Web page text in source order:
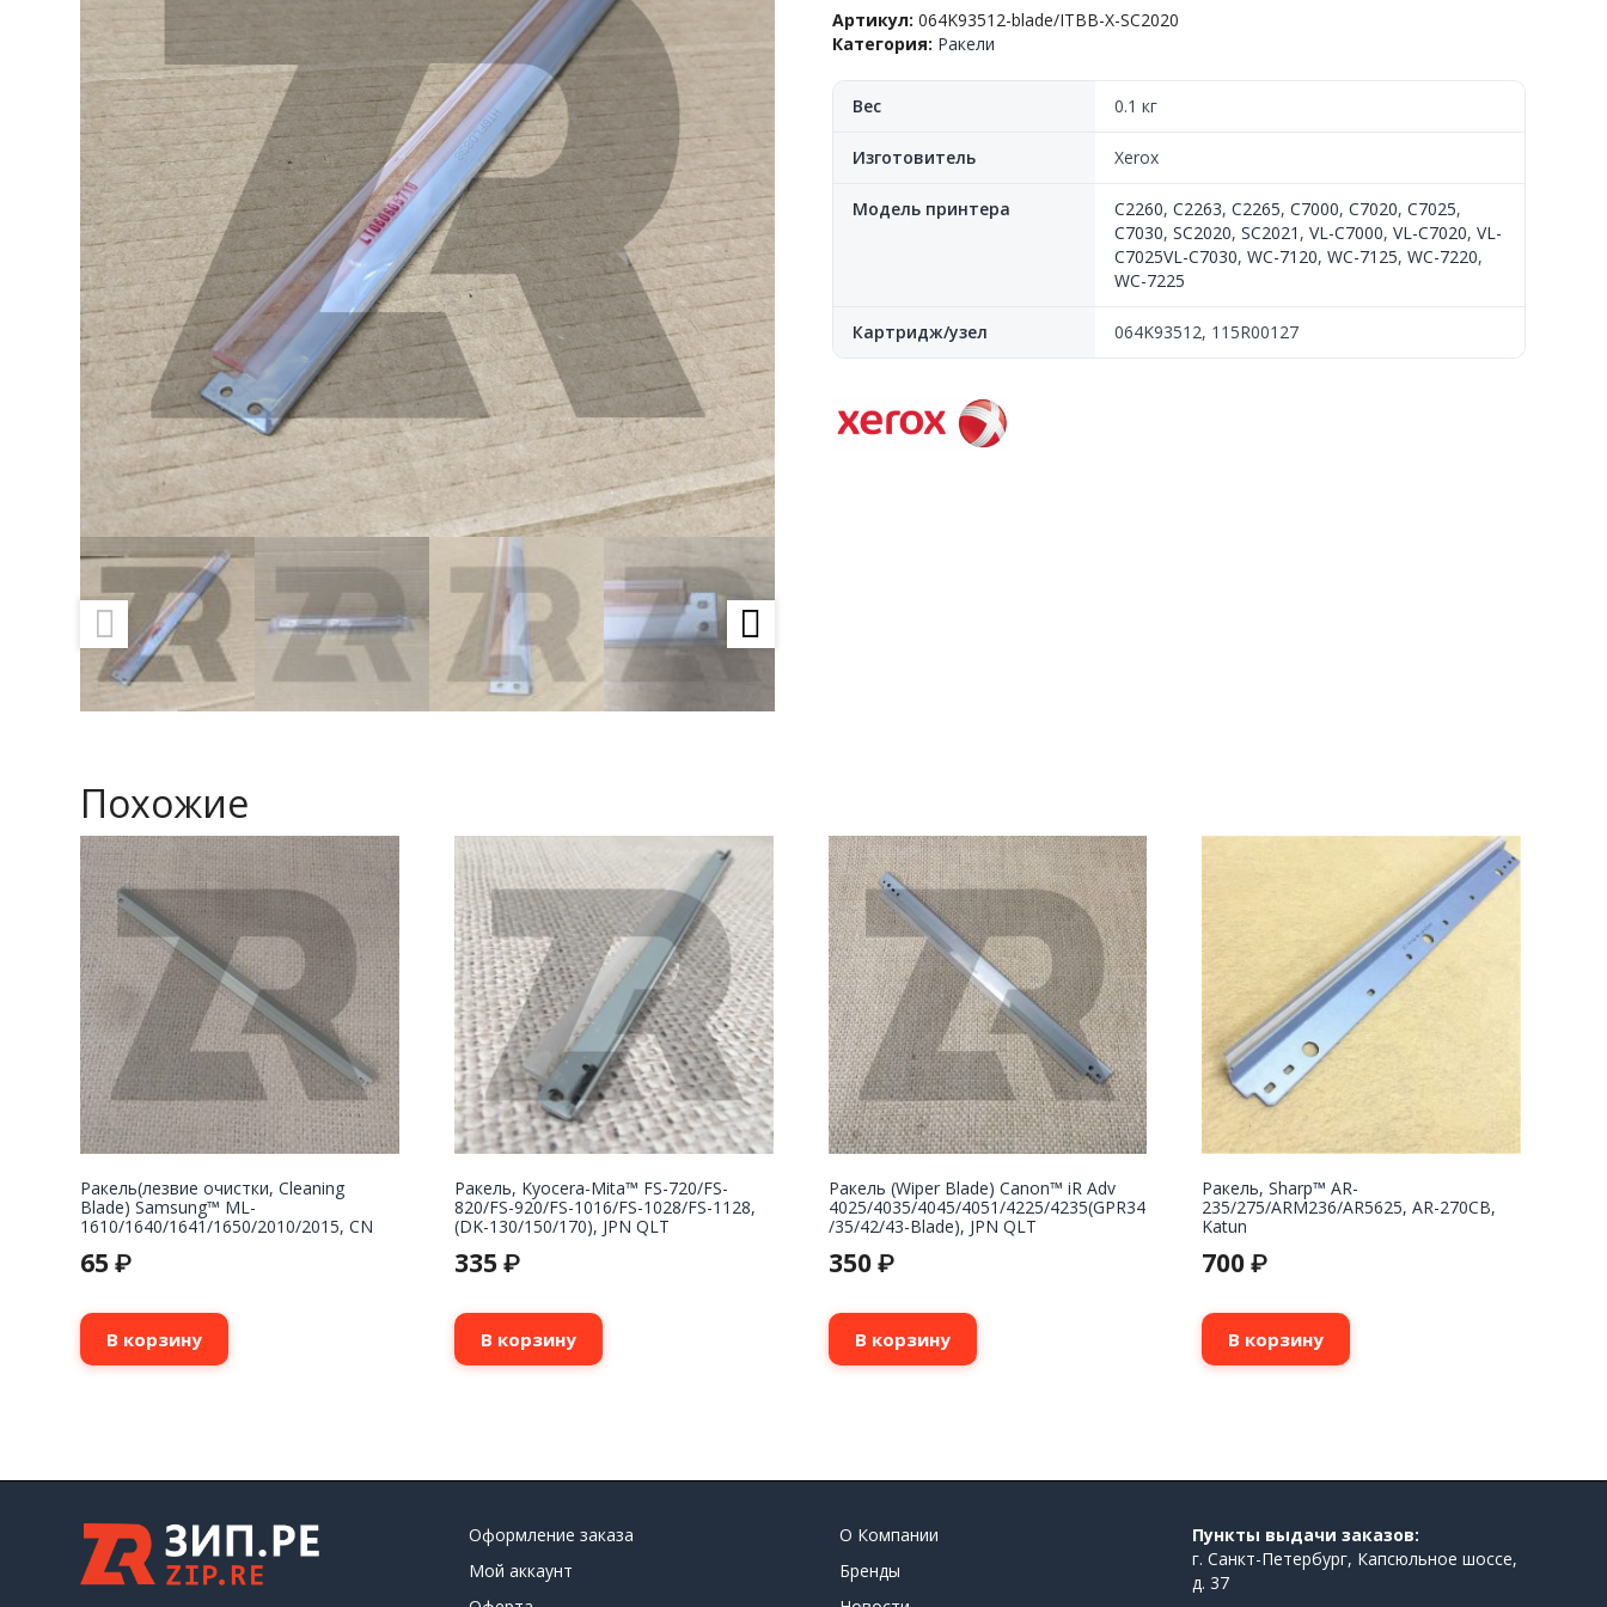
ремня
переноса,Xerox™
SC2020/SC2021/C7000/
С7020,
blade,
Артикул:064K93512-blade/ITBB-X-SC2020
Категория: Ракели
Вес 0.1 кг
Изготовитель Xerox
Модель принтера C2260,C2263,C2265,C7000,C7020,C7025,
C7030,SC2020,SC2021 ,VL-C7000,VL-C7020,VL-
C7025VL-C7030,WC-7120,WC-7125,WC-7220,
WC-7225
Картридж/узел 064K93512, 115R00127
Похожие
Ракель(лезвие очистки, Cleaning
Blade) Samsung™ ML-
1610/1640/1641/1650/2010/2015, CN
65 ₽
В корзину
Ракель, Kyocera-Mita™ FS-720/FS-
820/FS-920/FS-1016/FS-1028/FS-1128,
(DK-130/150/170), JPN QLT
335 ₽
В корзину
Ракель (Wiper Blade) Canon™ iR Adv
4025/4035/4045/4051/4225/4235(GPR34
/35/42/43-Blade), JPN QLT
350 ₽
В корзину
Ракель, Sharp™ AR-
235/275/ARM236/AR5625, AR-270CB,
Katun
700₽
В корзину
Оформление заказа
Мой аккаунт
О Компании
Бренды
Пункты выдачи заказов:
г. Санкт-Петербург, Капсюльное шоссе,
д. 37